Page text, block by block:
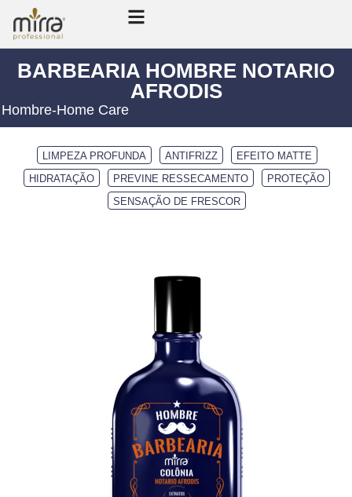
BARBEARIA HOMBRE NOTARIO
AFRODIS
Hombre-Home Care
LIMPEZA PROFUNDA ANTIFRIZZ
EFEITO MATTE
HIDRATAÇÃO
PREVINE RESSECAMENTO
PROTEÇÃO
SENSAÇÃO DE FRESCOR